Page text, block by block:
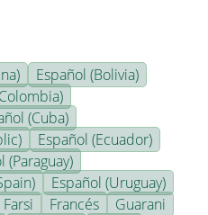
Español (Bolivia)
(Cuba)
Español (Ecuador)
(Paraguay)
Español (Uruguay)
Farsi Francés
Guarani